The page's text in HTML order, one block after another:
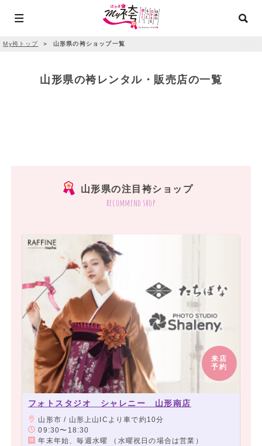
My袴トップ ＞ 山形県の袴ショップ一覧
山形県の袴レンタル・販売店の一覧
山形県の注目袴ショップ
recommend shop
来店
予約
フォトスタジオ シャレニー 山形南店
山形市 / 山形上山ICより車で約10分
09:30〜18:30
年末年始、毎週水曜 （水曜祝日の場合は営業）